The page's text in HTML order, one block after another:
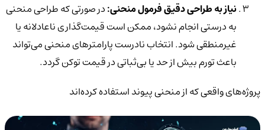
نیاز به طراحی دقیق فرمول منحنی:در صورتی که طراحی منحنی
به درستی انجام نشود، ممکن است قیمت‌گذاری ناعادلانه یا
غیرمنطقی شود. انتخاب نادرست پارامترهای منحنی می‌تواند
باعث تورم بیش از حد یا بی‌ثباتی در قیمت توکن گردد.
پروژه‌های واقعی که از منحنی پیوند استفاده کرده‌اند